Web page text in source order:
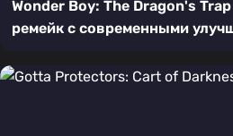
Wonder Boy: The Dragon's
ремейк с современными